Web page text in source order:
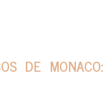
DE MONACO: